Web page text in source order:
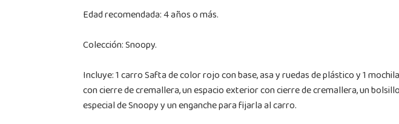
Edad recomendada: 4 años o más.
Colección: Snoopy.
Incluye: 1 carro Safta de color rojo con base, asa y ruedas de plástico y 1
con cierre de cremallera, un espacio exterior con cierre de cremallera, un
especial de Snoopy y un enganche para fijarla al carro.